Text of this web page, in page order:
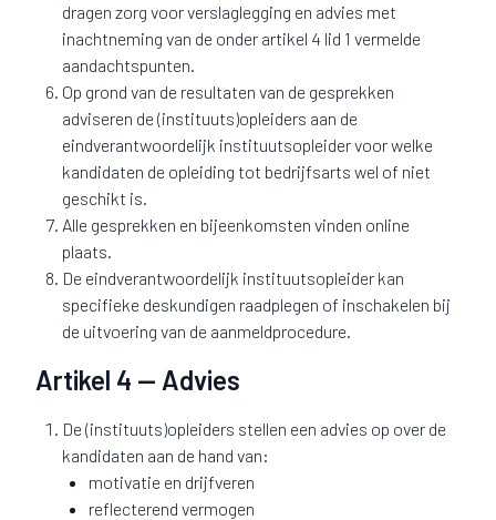
dragen zorg voor verslaglegging en advies met
inachtneming van de onder artikel 4 lid 1 vermelde
aandachtspunten.
Op grond van de resultaten van de gesprekken
adviseren de (instituuts)opleiders aan de
eindverantwoordelijk instituutsopleider voor welke
kandidaten de opleiding tot bedrijfsarts wel of niet
geschikt is.
Alle gesprekken en bijeenkomsten vinden online
plaats.
De eindverantwoordelijk instituutsopleider kan
specifieke deskundigen raadplegen of inschakelen bij
de uitvoering van de aanmeldprocedure.
Artikel 4 — Advies
De (instituuts)opleiders stellen een advies op over de
kandidaten aan de hand van:
motivatie en drijfveren
reflecterend vermogen